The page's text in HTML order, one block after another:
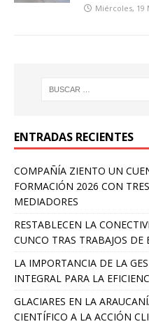
Miércoles, 19
ENTRADAS RECIENTES
COMPAÑÍA ZIENTO UN
FORMACIÓN 2026 CON
MEDIADORES
RESTABLECEN LA
CUNCO TRAS TRABAJOS DE
LA IMPORTANCIA DE LA
INTEGRAL PARA LA
GLACIARES EN LA
CIENTÍFICO A LA ACCIÓN